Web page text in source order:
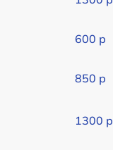
600 р
850 р
1300 р